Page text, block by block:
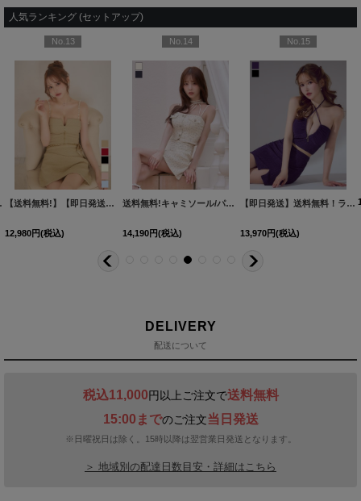
人気ランキング (セットアップ)
260801-1-CC] [
[ 6013YNdzjvBF-260708-1-CC
[AG5423YNdzwg-250825-2]
ー】[OF01]【SB】dzquAG
No.13
【送料無料!】【即日発送】新色登場!リボンチェーンツイードセットアップキャミドレス/キャバドレス【XS-Lサイズ/6カラー】[OF03] 【YN】dzw
12,980円(税込)
No.14
送料無料!キャミソール/パイピング/リボンチョーカー/Aライン/小花柄/デニム/バイカラー/セットアップ/ミニドレス/キャバドレス【XS-Mサイズ/2カラー】[OF03]【YN】dzwvAG【一部予約商品/9月上旬発送予定】
14,190円(税込)
No.15
【即日発送】送料無料！ラメホルターネックスリットタイトミニドレス/キャバドレス【XS-Mサイズ/2カラー】[OF03]【YN】dzcv
13,970円(税込)
DELIVERY
配送について
税込11,000円以上ご注文で送料無料
15:00までのご注文当日発送
※日曜祝日は除く。15時以降は翌営業日発送となります。
＞ 地域別の配達日数目安・詳細はこちら